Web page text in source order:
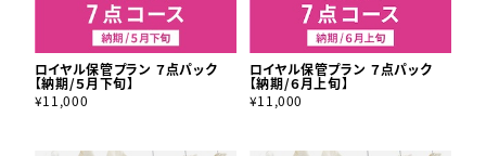
ロイヤル保管プラン ７点パック
【納期/５月下旬】
¥11,000
ロイヤル保管プラン ７点パック
【納期/６月上旬】
¥11,000